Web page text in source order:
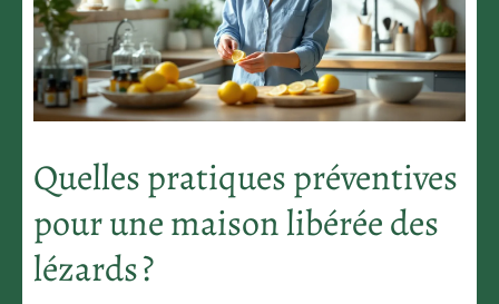
Quelles pratiques préventives
pour une maison libérée des
lézards ?